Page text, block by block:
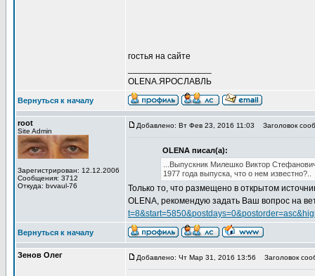
гостья на сайте
OLENA.ЯРОСЛАВЛЬ
Вернуться к началу
root
Site Admin
Зарегистрирован: 12.12.2006
Сообщения: 3712
Откуда: bvvaul-76
Добавлено: Вт Фев 23, 2016 11:03 Заголовок
OLENA писал(а):
...Выпускник Милешко Виктор
1977 года выпуска, что о нем известно?..
Только то, что размещено в открытом
OLENA, рекомендую задать Ваш вопрос на
Вернуться к началу
Зенов Олег Добавлено: Чт Мар 31, 2016 13:56 Заголовок